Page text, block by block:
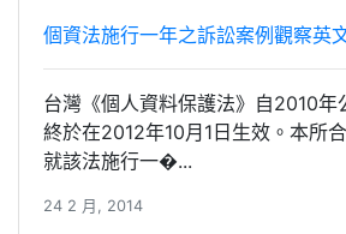
個資法施行一年之訴訟案例觀察英
台灣《個人資料保護法》自2010年
終於在2012年10月1日生效。本所
就該法施行一�...
24 2 月, 2014